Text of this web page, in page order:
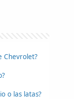
Chevrolet?
o las latas?